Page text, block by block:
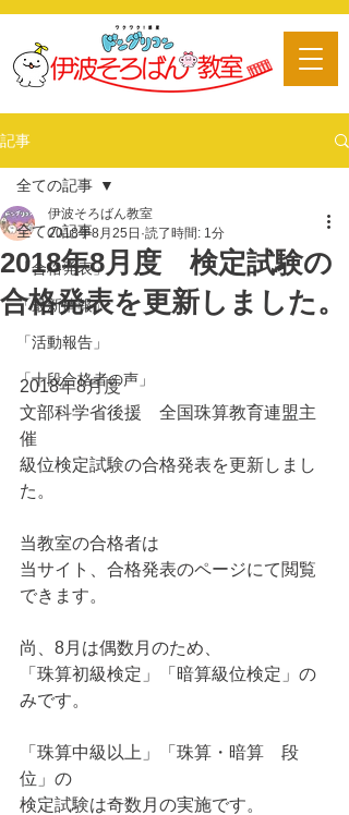
記事
全ての記事
「合格発表」
「最新情報」
「活動報告」
「十段合格者の声」
全ての記事
2018年8月度 検定試験の
合格発表を更新しました。
伊波そろばん教室
2018年8月25日 読了時間: 1分
2018年8月度
文部科学省後援　全国珠算教育連盟主
催
級位検定試験の合格発表を更新しまし
た。
当教室の合格者は
当サイト、合格発表のページにて閲覧
できます。
尚、8月は偶数月のため、
「珠算初級検定」「暗算級位検定」の
みです。
「珠算中級以上」「珠算・暗算　段
位」の
検定試験は奇数月の実施です。